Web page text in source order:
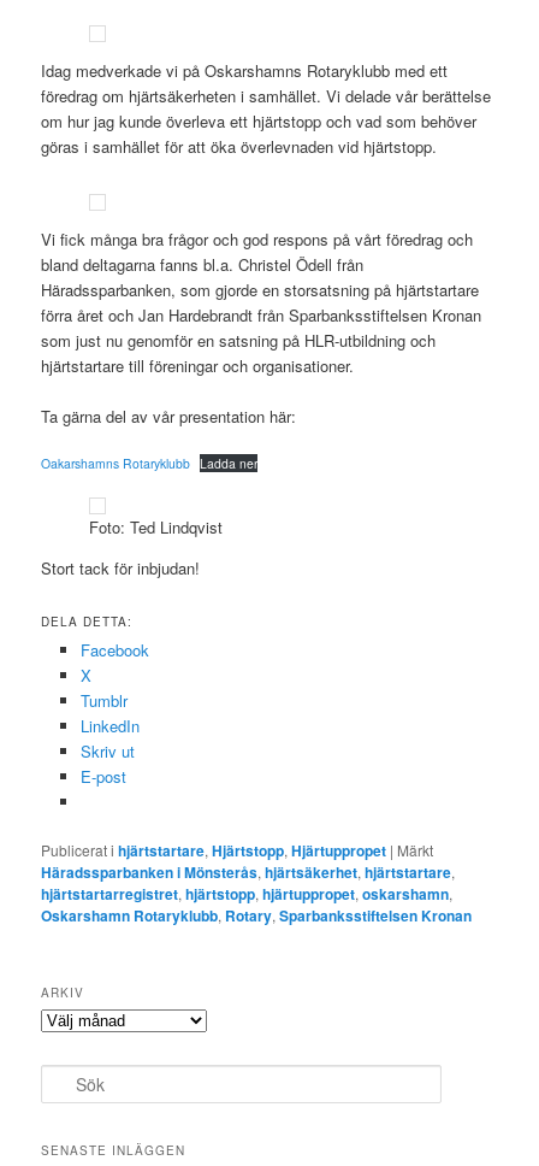
Idag medverkade vi på Oskarshamns Rotaryklubb med ett
föredrag om hjärtsäkerheten i samhället. Vi delade vår berättelse
om hur jag kunde överleva ett hjärtstopp och vad som behöver
göras i samhället för att öka överlevnaden vid hjärtstopp.
Vi fick många bra frågor och god respons på vårt föredrag och
bland deltagarna fanns bl.a. Christel Ödell från
Häradssparbanken, som gjorde en storsatsning på hjärtstartare
förra året och Jan Hardebrandt från Sparbanksstiftelsen Kronan
som just nu genomför en satsning på HLR-utbildning och
hjärtstartare till föreningar och organisationer.
Ta gärna del av vår presentation här:
Oakarshamns Rotaryklubb Ladda ner
Foto: Ted Lindqvist
Stort tack för inbjudan!
DELA DETTA:
Facebook
X
Tumblr
LinkedIn
Skriv ut
E-post
Publicerat i hjärtstartare,Hjärtstopp,Hjärtuppropet | Märkt
Häradssparbanken i Mönsterås,hjärtsäkerhet,hjärtstartare,
hjärtstartarregistret,hjärtstopp,hjärtuppropet,oskarshamn,
Oskarshamn Rotaryklubb, Rotary,Sparbanksstiftelsen Kronan
ARKIV
Arkiv
ö
SENASTE INLÄGGEN